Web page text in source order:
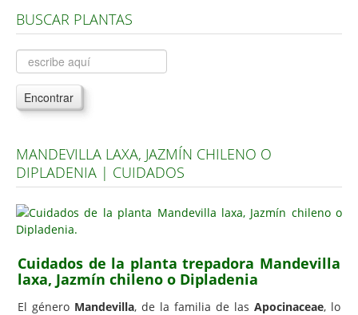
Árboles, Cicas y Palmeras de la G a la Z
Plantas Anuales y Perennes
Plantas Bulbosas y Acuáticas
Plantas de Interior
Plantas Aromáticas y de Huerto
Plantas Carnívoras y Orquídeas
Consejos
Hemisferio Sur
Enfermedades
BUSCAR PLANTAS
Encontrar
MANDEVILLA LAXA, JAZMÍN CHILENO O
DIPLADENIA | CUIDADOS
Cuidados de la planta trepadora Mandevilla
laxa, Jazmín chileno o Dipladenia
El género Mandevilla, de la familia de las Apocinaceae, lo